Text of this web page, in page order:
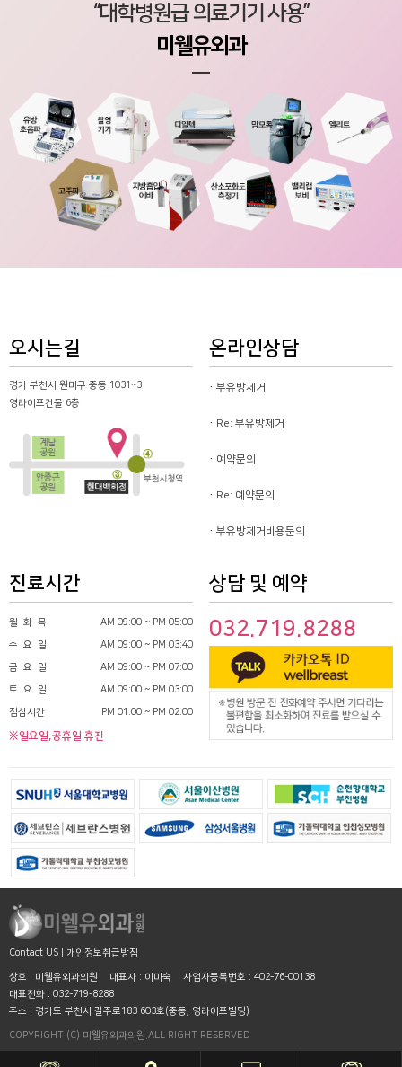
“대학병원급 의료기기 사용”
미웰유외과
오시는길
경기 부천시 원미구 중동 1031~3
영라이프건물 6층
온라인상담
부유방제거
Re: 부유방제거
예약문의
Re: 예약문의
부유방제거비용문의
진료시간
월 화 목 AM 09:00 ~ PM 05:00
수 요 일 AM 09:00 ~ PM 03:40
금 요 일 AM 09:00 ~ PM 07:00
토 요 일 AM 09:00 ~ PM 03:00
점심시간 PM 01:00 ~ PM 02:00
※일요일,공휴일 휴진
상담 및 예약
032.719.8288
Contact US 개인정보취급방침
상호 : 미웰유외과의원 대표자 : 이미숙
사업자등록번호 : 402-76-00138
대표전화 : 032-719-8288
주소 : 경기도 부천시 길주로183 603호(중동, 영라이프빌딩)
COPYRIGHT (C) 미웰유외과의원.ALL RIGHT RESERVED